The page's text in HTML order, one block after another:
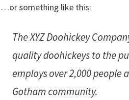
…or something like this:
The XYZ Doohickey
quality doohickeys to the
employs over 2,000 people
Gotham community.